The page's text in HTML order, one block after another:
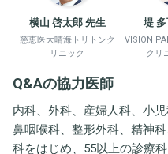
横山 啓太郎 先生
慈恵医大晴海トリトンク
リニック
堤
VISION
クリ
Q&Aの協力医師
内科、外科、産婦人科、小
鼻咽喉科、整形外科、精神
科をはじめ、55以上の診療